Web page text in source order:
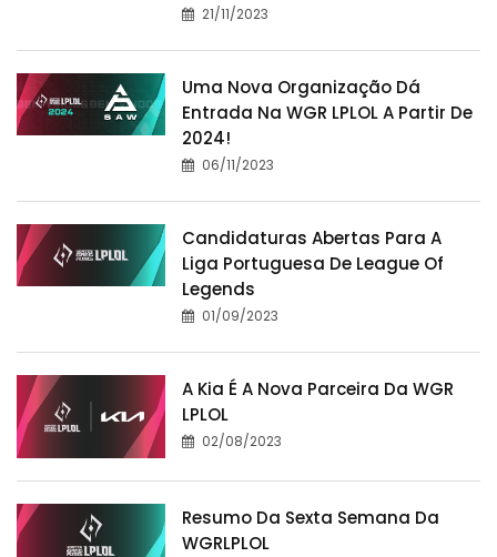
21/11/2023
Uma Nova Organização Dá
Entrada Na WGR LPLOL A Partir De
2024!
06/11/2023
Candidaturas Abertas Para A
Liga Portuguesa De League Of
Legends
01/09/2023
A Kia É A Nova Parceira Da WGR
LPLOL
02/08/2023
Resumo Da Sexta Semana Da
WGRLPLOL